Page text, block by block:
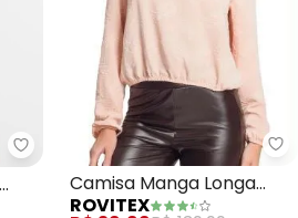
Rovitex - Camisa 3/4 Feminina
Camisa Manga Longa
(Rosa)
ROVITEX